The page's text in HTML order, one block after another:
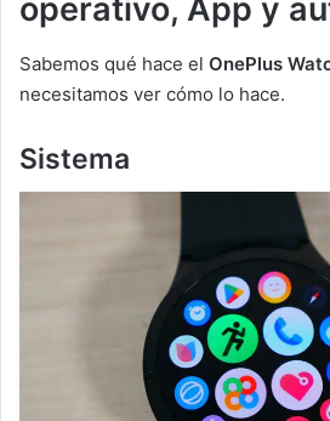
operativo, App y
Sabemos qué hace el OnePlus
necesitamos ver cómo lo hace.
Sistema